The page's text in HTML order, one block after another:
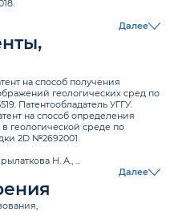
Далее
на способ получения
геологических сред по
Патентообладатель УГГУ.
на способ определения
геологической среде по
2D №2692001.
Н. А., ...
Далее